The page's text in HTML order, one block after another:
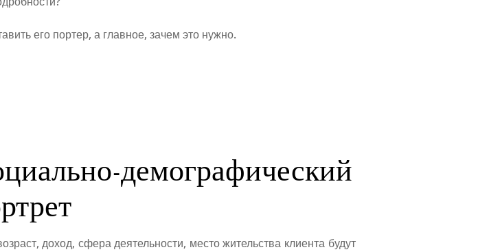
его портер, а главное, зачем это нужно.
демографический
доход, сфера деятельности, место жительства клиента будут